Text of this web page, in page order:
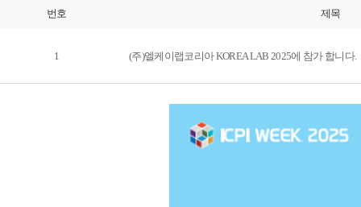
번호 제목
1 (주)엘케이랩코리아 KOREA LAB 2025에 참가 합니다.